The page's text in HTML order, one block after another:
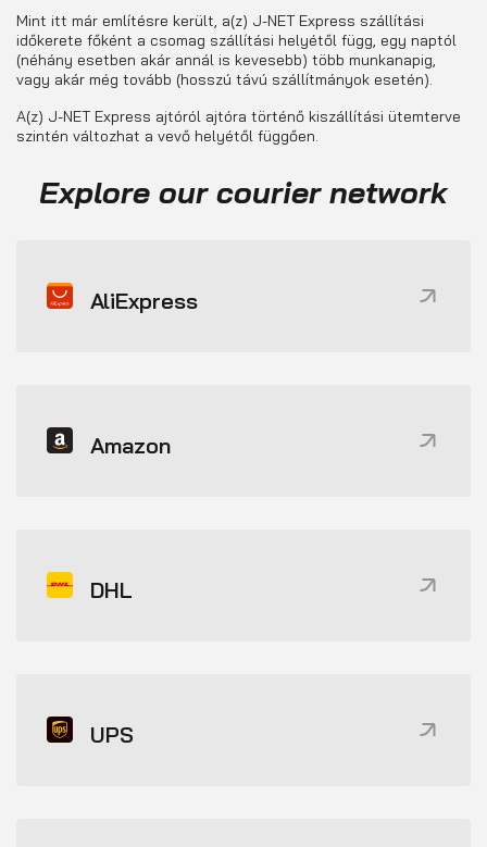
Mint itt már említésre került, a(z) J-NET Express szállítási
időkerete főként a csomag szállítási helyétől függ, egy naptól
(néhány esetben akár annál is kevesebb) több munkanapig,
vagy akár még tovább (hosszú távú szállítmányok esetén).
A(z) J-NET Express ajtóról ajtóra történő kiszállítási ütemterve
szintén változhat a vevő helyétől függően.
Explore our courier network
AliExpress
Amazon
DHL
UPS